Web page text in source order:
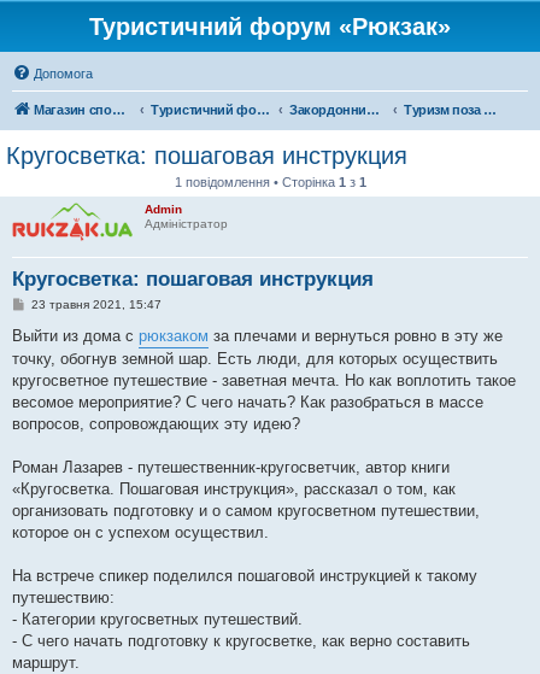
Туристичний форум «Рюкзак»
Допомога
Магазин спорядження Туристичний форум «Рюкзак» Закордонний туризм Туризм поза територією України
Кругосветка: пошаговая инструкция
1 повідомлення • Сторінка 1 з 1
Admin
Адміністратор
Кругосветка: пошаговая инструкция
П
в
д
о
м
л
е
н
я
23 травня 2021, 15:47
Выйти из дома с рюкзаком за плечами и вернуться ровно в эту же
точку, обогнув земной шар. Есть люди, для которых осуществить
кругосветное путешествие - заветная мечта. Но как воплотить такое
весомое мероприятие? С чего начать? Как разобраться в массе
вопросов, сопровождающих эту идею?
Роман Лазарев - путешественник-кругосветчик, автор книги
«Кругосветка. Пошаговая инструкция», рассказал о том, как
организовать подготовку и о самом кругосветном путешествии,
которое он с успехом осуществил.
На встрече спикер поделился пошаговой инструкцией к такому
путешествию:
- Категории кругосветных путешествий.
- С чего начать подготовку к кругосветке, как верно составить
маршрут.